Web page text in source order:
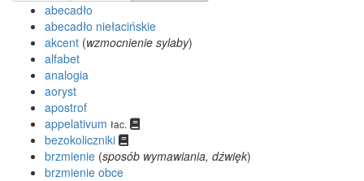
abecadło
abecadło niełacińskie
akcent (wzmocnienie sylaby)
alfabet
analogia
aoryst
apostrof
appelativum łac.
bezokoliczniki
brzmienie (sposób wymawiania, dźwięk)
brzmienie obce